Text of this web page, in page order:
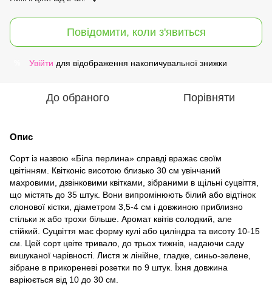
Повідомити, коли з'явиться
Увійти для відображення накопичувальної знижки
До обраного Порівняти
Опис
Сорт із назвою «Біла перлина» справді вражає своїм
цвітінням. Квітконіс висотою близько 30 см увінчаний
махровими, дзвінковими квітками, зібраними в щільні суцвіття,
що містять до 35 штук. Вони випромінюють білий або відтінок
слонової кістки, діаметром 3,5-4 см і довжиною приблизно
стільки ж або трохи більше. Аромат квітів солодкий, але
стійкий. Суцвіття має форму кулі або циліндра та висоту 10-15
см. Цей сорт цвіте тривало, до трьох тижнів, надаючи саду
вишуканої чарівності. Листя ж лінійне, гладке, синьо-зелене,
зібране в прикореневі розетки по 9 штук. Їхня довжина
варіюється від 10 до 30 см.